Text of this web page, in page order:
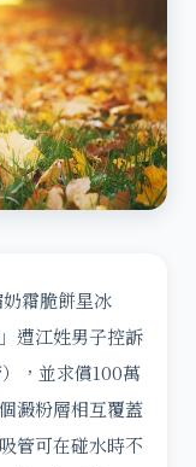
霜脆餅星冰
遭江姓男子控訴
，並求償100萬
澱粉層相互覆蓋
管可在碰水時不